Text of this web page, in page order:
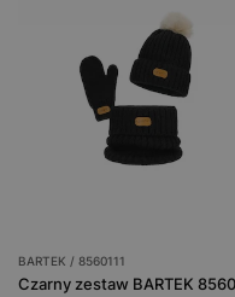
BARTEK / 8560111